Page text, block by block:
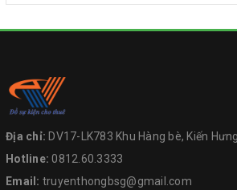
Địa chỉ: DV17-LK783 Khu Hàng bè, Kiến
Hotline:0812.60.3333
Email: truyenthongbsg@gmail.com